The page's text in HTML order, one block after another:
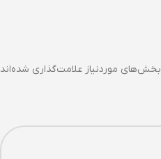
بخش‌های موردنیاز علامت‌گذاری شده‌اند